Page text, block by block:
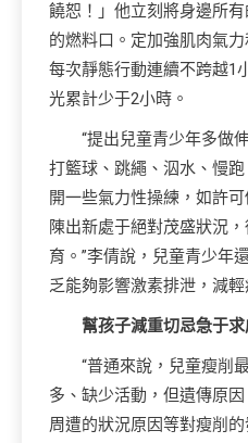
饒恕！」他立刻將身邊所
的燃料口。定加強肌肉氣
每次靜態行動連續不跨越1
光累計少于2小時。
“提出兒童青少年多做
打籃球、跳繩、泅水、慢
開一些氣力性操練，如許
陳出新處于絕對茂盛狀況
育。”李倩說，兒童青少年
乏能夠影響激素排泄，減輕
幫孩子減重切忌急于
“普通來說，兒童瘦削
多、缺少活動，但遺傳原
周遭的狀況原因等對瘦削